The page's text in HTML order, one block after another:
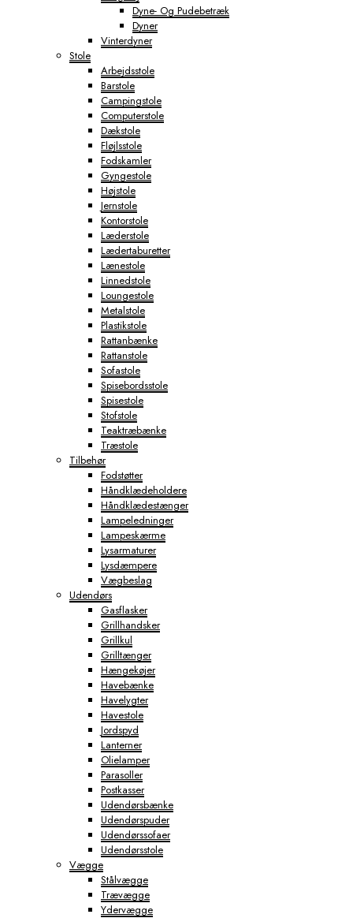
Dyne- Og Pudebetræk
Dyner
Vinterdyner
Stole
Arbejdsstole
Barstole
Campingstole
Computerstole
Dækstole
Fløjlsstole
Fodskamler
Gyngestole
Højstole
Jernstole
Kontorstole
Læderstole
Lædertaburetter
Lænestole
Linnedstole
Loungestole
Metalstole
Plastikstole
Rattanbænke
Rattanstole
Sofastole
Spisebordsstole
Spisestole
Stofstole
Teaktræbænke
Træstole
Tilbehør
Fodstøtter
Håndklædeholdere
Håndklædestænger
Lampeledninger
Lampeskærme
Lysarmaturer
Lysdæmpere
Vægbeslag
Udendørs
Gasflasker
Grillhandsker
Grillkul
Grilltænger
Hængekøjer
Havebænke
Havelygter
Havestole
Jordspyd
Lanterner
Olielamper
Parasoller
Postkasser
Udendørsbænke
Udendørspuder
Udendørssofaer
Udendørsstole
Vægge
Stålvægge
Trævægge
Ydervægge